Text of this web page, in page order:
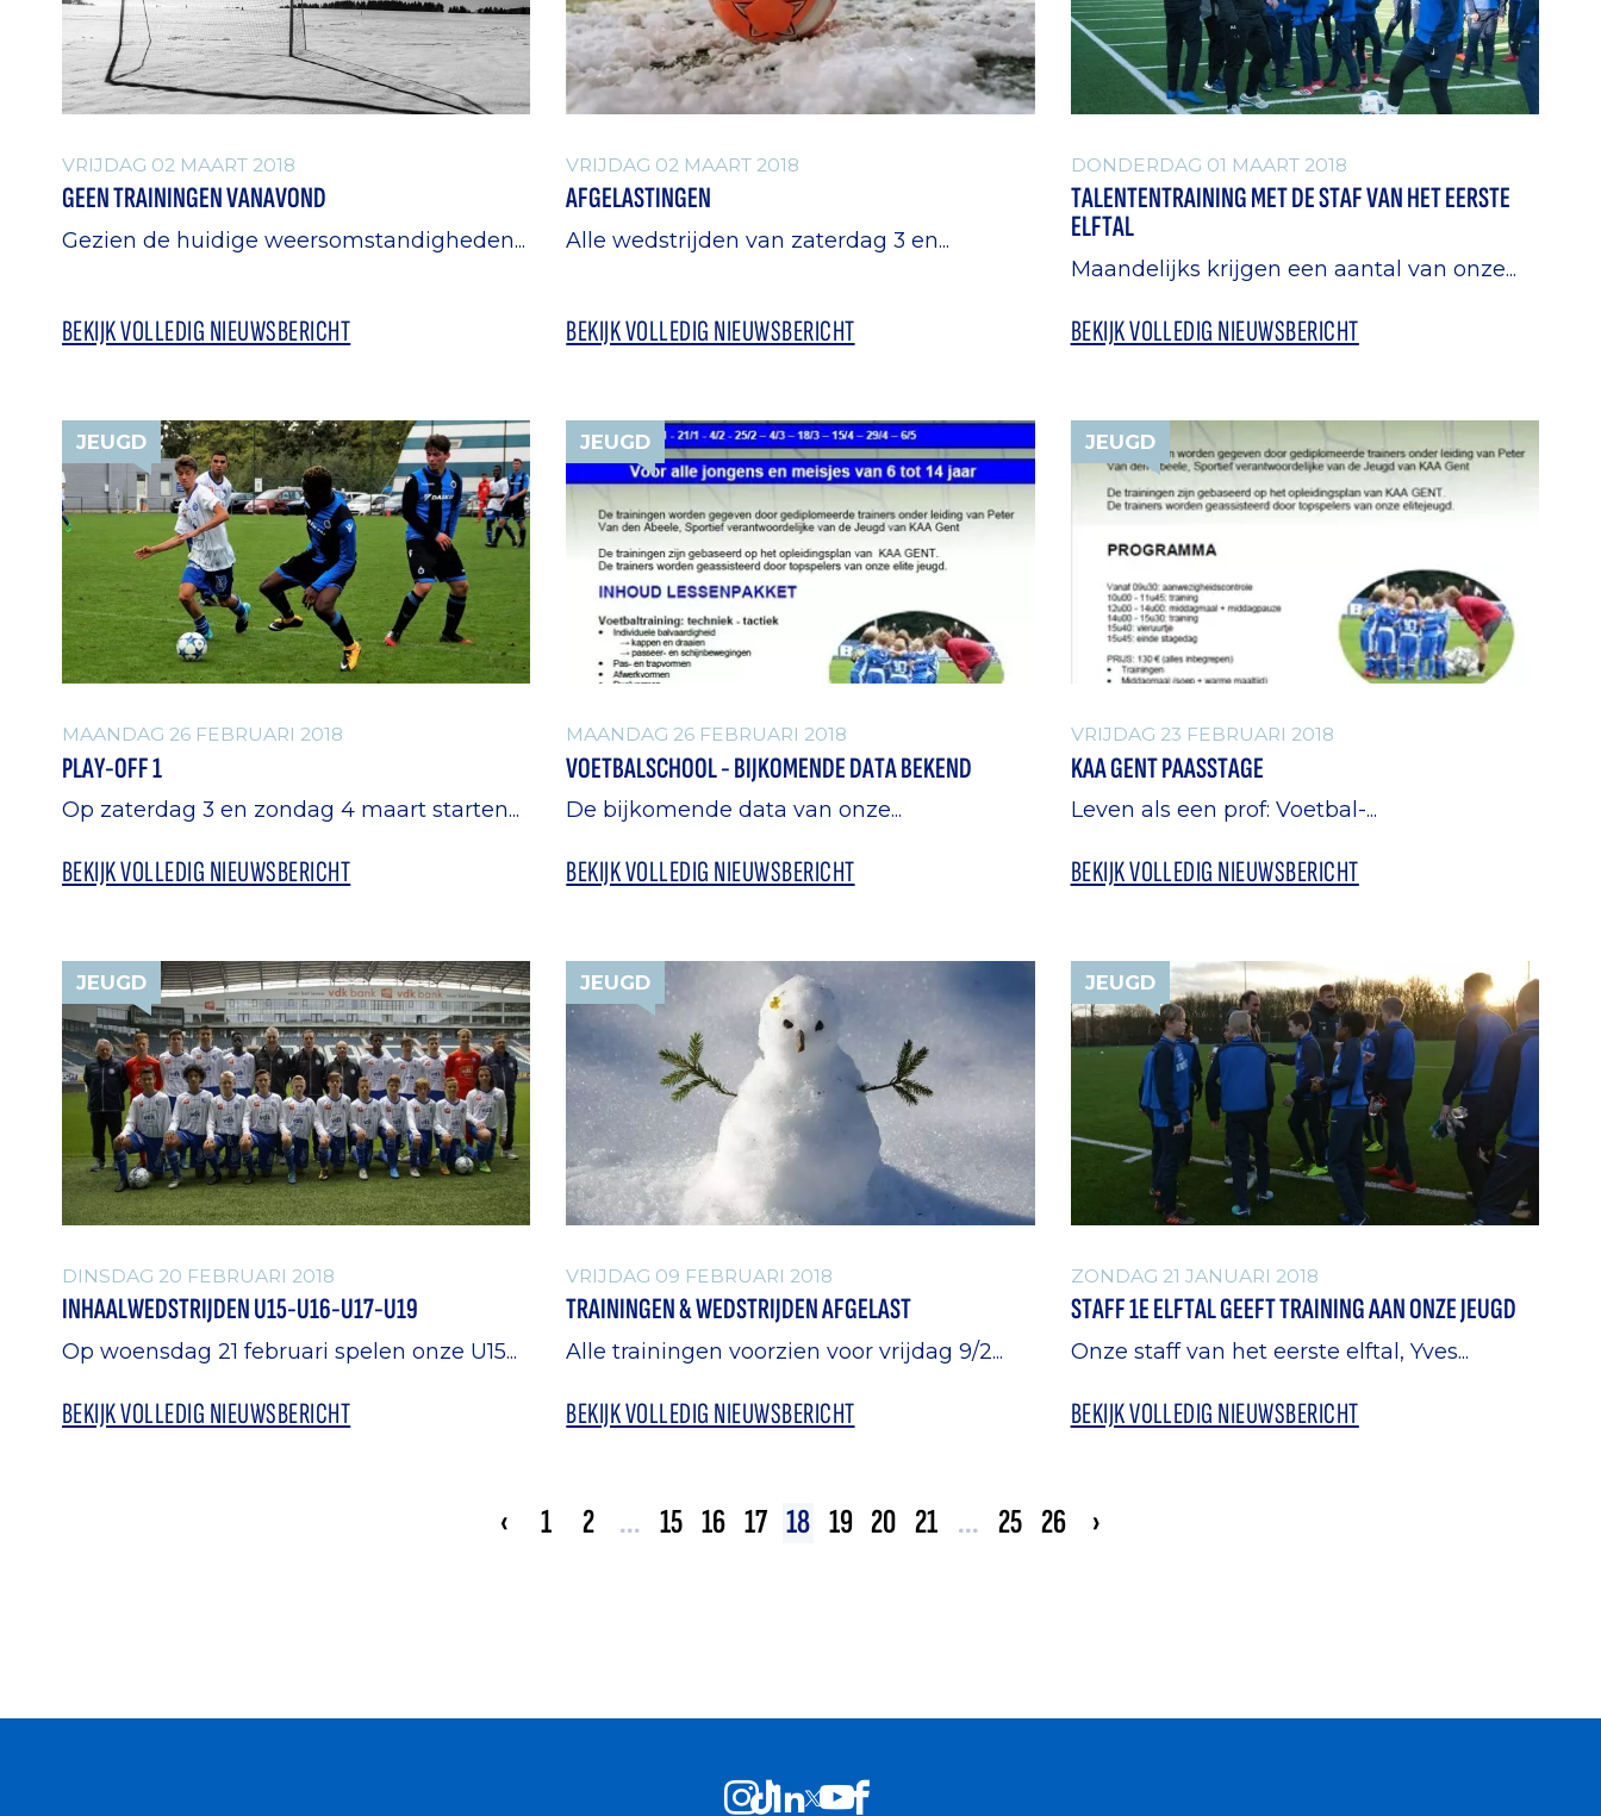
VRIJDAG 02 MAART 2018
GEEN TRAININGEN VANAVOND
Gezien de huidige weersomstandigheden...
BEKIJK VOLLEDIG NIEUWSBERICHT
VRIJDAG 02 MAART 2018
AFGELASTINGEN
Alle wedstrijden van zaterdag 3 en...
BEKIJK VOLLEDIG NIEUWSBERICHT
DONDERDAG 01 MAART 2018
TALENTENTRAINING MET DE STAF VAN HET EERSTE
ELFTAL
Maandelijks krijgen een aantal van onze...
BEKIJK VOLLEDIG NIEUWSBERICHT
JEUGD
MAANDAG 26 FEBRUARI 2018
PLAY-OFF 1
Op zaterdag 3 en zondag 4 maart starten...
BEKIJK VOLLEDIG NIEUWSBERICHT
JEUGD
MAANDAG 26 FEBRUARI 2018
VOETBALSCHOOL - BIJKOMENDE DATA BEKEND
De bijkomende data van onze...
BEKIJK VOLLEDIG NIEUWSBERICHT
JEUGD
VRIJDAG 23 FEBRUARI 2018
KAA GENT PAASSTAGE
Leven als een prof: Voetbal-...
BEKIJK VOLLEDIG NIEUWSBERICHT
JEUGD
DINSDAG 20 FEBRUARI 2018
INHAALWEDSTRIJDEN U15-U16-U17-U19
Op woensdag 21 februari spelen onze U15...
BEKIJK VOLLEDIG NIEUWSBERICHT
JEUGD
VRIJDAG 09 FEBRUARI 2018
TRAININGEN & WEDSTRIJDEN AFGELAST
Alle trainingen voorzien voor vrijdag 9/2...
BEKIJK VOLLEDIG NIEUWSBERICHT
JEUGD
ZONDAG 21 JANUARI 2018
STAFF 1E ELFTAL GEEFT TRAINING AAN ONZE JEUGD
Onze staff van het eerste elftal, Yves...
BEKIJK VOLLEDIG NIEUWSBERICHT
‹ 1 2 ... 15 16 17 18 19 20 21 ... 25 26 ›